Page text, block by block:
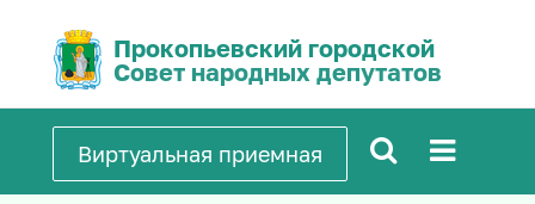
Прокопьевский городской
Совет народных депутатов
Виртуальная приемная